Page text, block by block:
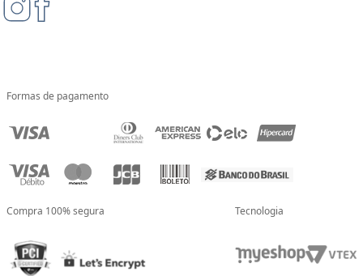
Formas de pagamento
Compra 100% segura Tecnologia